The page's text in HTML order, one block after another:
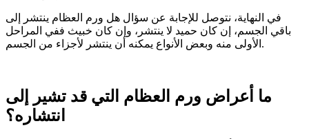
في النهاية، نتوصل للإجابة عن سؤال هل ورم العظام ينتشر إلى
باقي الجسم، إن كان حميد لا ينتشر، وإن كان خبيث ففي المراحل
الأولى منه وبعض الأنواع يمكنه أن ينتشر لأجزاء من الجسم.
ما أعراض ورم العظام التي قد تشير إلى
انتشاره؟